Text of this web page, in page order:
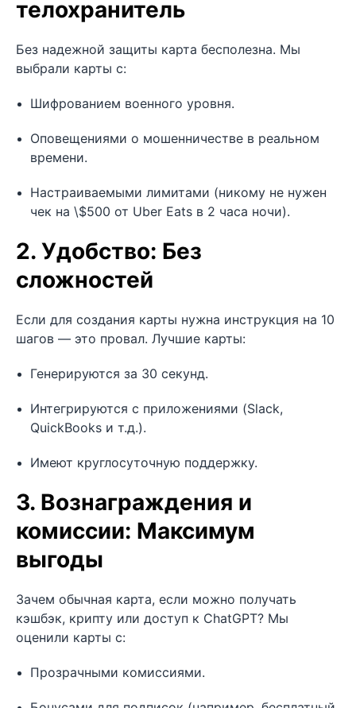
телохранитель
Без надежной защиты карта бесполезна. Мы
выбрали карты с:
Шифрованием военного уровня.
Оповещениями о мошенничестве в реальном
времени.
Настраиваемыми лимитами (никому не нужен
чек на \$500 от Uber Eats в 2 часа ночи).
2. Удобство: Без
сложностей
Если для создания карты нужна инструкция на 10
шагов — это провал. Лучшие карты:
Генерируются за 30 секунд.
Интегрируются с приложениями (Slack,
QuickBooks и т.д.).
Имеют круглосуточную поддержку.
3. Вознаграждения и
комиссии: Максимум
выгоды
Зачем обычная карта, если можно получать
кэшбэк, крипту или доступ к ChatGPT? Мы
оценили карты с:
Прозрачными комиссиями.